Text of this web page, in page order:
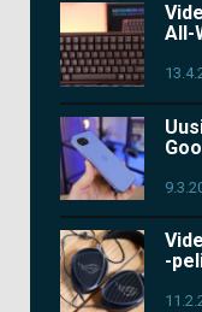
All-
-